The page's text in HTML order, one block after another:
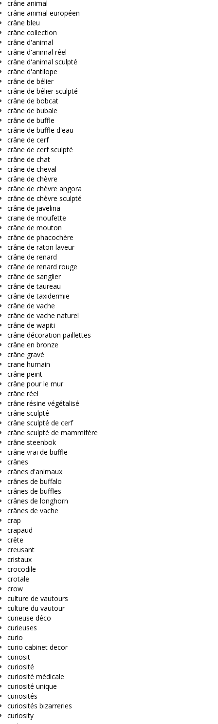
crâne animal
crâne animal européen
crâne bleu
crâne collection
crâne d'animal
crâne d'animal réel
crâne d'animal sculpté
crâne d'antilope
crâne de bélier
crâne de bélier sculpté
crâne de bobcat
crâne de bubale
crâne de buffle
crâne de buffle d'eau
crâne de cerf
crâne de cerf sculpté
crâne de chat
crâne de cheval
crâne de chèvre
crâne de chèvre angora
crâne de chèvre sculpté
crâne de javelina
crane de moufette
crâne de mouton
crâne de phacochère
crâne de raton laveur
crâne de renard
crâne de renard rouge
crâne de sanglier
crâne de taureau
crâne de taxidermie
crâne de vache
crâne de vache naturel
crâne de wapiti
crâne décoration paillettes
crâne en bronze
crâne gravé
crane humain
crâne peint
crâne pour le mur
crâne réel
crâne résine végétalisé
crâne sculpté
crâne sculpté de cerf
crâne sculpté de mammifère
crâne steenbok
crâne vrai de buffle
crânes
crânes d'animaux
crânes de buffalo
crânes de buffles
crânes de longhorn
crânes de vache
crap
crapaud
crête
creusant
cristaux
crocodile
crotale
crow
culture de vautours
culture du vautour
curieuse déco
curieuses
curio
curio cabinet decor
curiosit
curiosité
curiosité médicale
curiosité unique
curiosités
curiosités bizarreries
curiosity